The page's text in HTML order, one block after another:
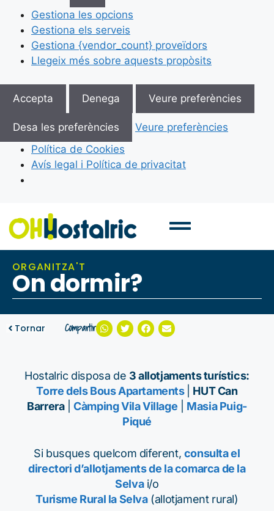
Gestiona les opcions
Gestiona els serveis
Gestiona {vendor_count} proveïdors
Llegeix més sobre aquests propòsits
Accepta Denega Veure preferències
Desa les preferències
Veure preferències
Política de Cookies
Avís legal i Política de privacitat
ORGANITZA'T
On dormir?
Tornar Compartir
Hostalric disposa de 3 allotjaments turístics:
Torre dels Bous Apartaments
HUT Can
Barrera|Càmping Vila Village
Masia Puig-
Piqué
Si busques quelcom diferent, consulta el
directori d’allotjaments de la comarca de la
Selvai/o
Turisme Rural la Selva(allotjament rural)